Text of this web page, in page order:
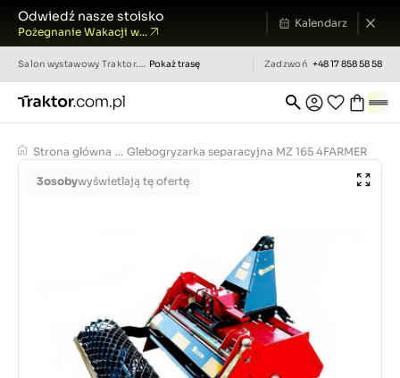
Odwiedź nasze stoisko
Pożegnanie Wakacji w...
Kalendarz
Salon wystawowy Traktor.com.pl Pokaż trasę Zadzwoń +48 17 858 58 58
Strona główna ... Glebogryzarka separacyjna MZ 165 4FARMER
3osobywyświetlają tę ofertę